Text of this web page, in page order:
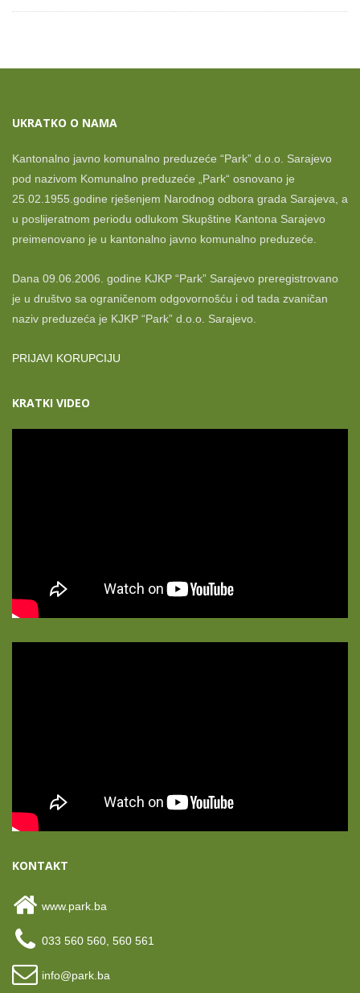
UKRATKO O NAMA
Kantonalno javno komunalno preduzeće “Park” d.o.o. Sarajevo
pod nazivom Komunalno preduzeće „Park“ osnovano je
25.02.1955.godine rješenjem Narodnog odbora grada Sarajeva, a
u poslijeratnom periodu odlukom Skupštine Kantona Sarajevo
preimenovano je u kantonalno javno komunalno preduzeće.
Dana 09.06.2006. godine KJKP “Park” Sarajevo preregistrovano
je u društvo sa ograničenom odgovornošću i od tada zvaničan
naziv preduzeća je KJKP “Park” d.o.o. Sarajevo.
PRIJAVI KORUPCIJU
KRATKI VIDEO
KONTAKT
www.park.ba
033 560 560, 560 561
info@park.ba